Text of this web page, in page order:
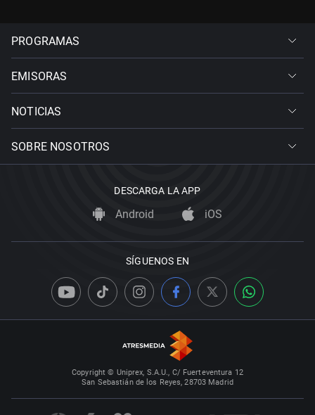
PROGRAMAS
EMISORAS
NOTICIAS
SOBRE NOSOTROS
DESCARGA LA APP
Android iOS
SÍGUENOS EN
Copyright © Uniprex, S.A.U., C/ Fuerteventura 12
San Sebastián de los Reyes, 28703 Madrid